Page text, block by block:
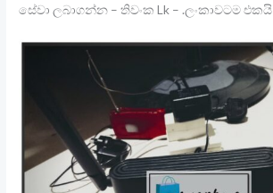
සේවා ලබාගන්න – තිවංක Lk – .ලංකාවටම එකයි